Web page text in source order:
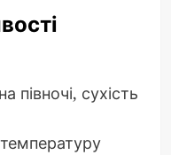
півночі, сухість